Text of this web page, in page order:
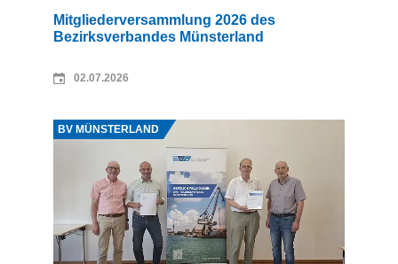
Mitgliederversammlung 2026 des
Bezirksverbandes Münsterland
02.07.2026
BV MÜNSTERLAND
Quelle: Hermann Wansing